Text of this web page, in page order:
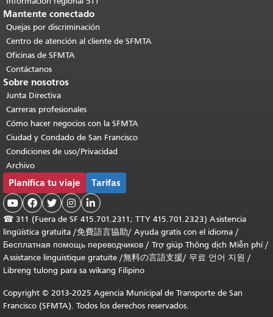
Mantente conectado
Quejas por discriminación
Centro de atención al cliente de SFMTA
Oficinas de SFMTA
Contáctanos
Sobre nosotros
Junta Directiva
Carreras profesionales
Cómo hacer negocios con la SFMTA
Ciudad y Condado de San Francisco
Condiciones de uso/Privacidad
Archivo
Planifica tu viaje Tarifas
    
☎ 311 (Fuera de SF 415.701.2311; TTY 415.701.2323) Asistencia
lingüística gratuita /免費語言協助/ Ayuda gratis con el idioma /
Бесплатная помощь переводчиков / Trợ giúp Thông dịch Miễn phí/
Assistance linguistique gratuite /無料の言語支援/ 무료 언어 지원 /
Libreng tulong para sa wikang Filipino
Copyright © 2013-2025 Agencia Municipal de Transporte de San
Francisco (SFMTA). Todos los derechos reservados.